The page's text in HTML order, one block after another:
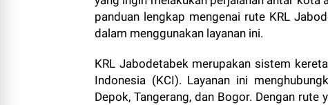
panduan lengkap mengenai rute KRL
dalam menggunakan layanan ini.
KRL Jabodetabek merupakan sistem
Indonesia (KCI). Layanan ini
Depok, Tangerang, dan Bogor. Dengan